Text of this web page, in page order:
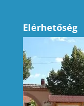
Elérhetőség